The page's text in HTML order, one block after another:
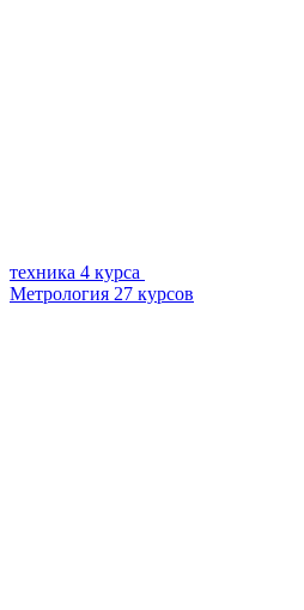
техника 4 курса
Метрология 27 курсов